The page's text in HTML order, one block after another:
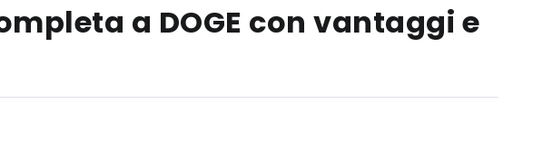
a DOGE con vantaggi e